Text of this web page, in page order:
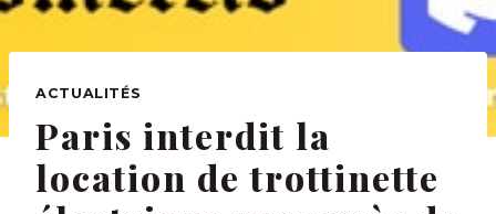
ACTUALITÉS
Paris interdit la
location de trottinette